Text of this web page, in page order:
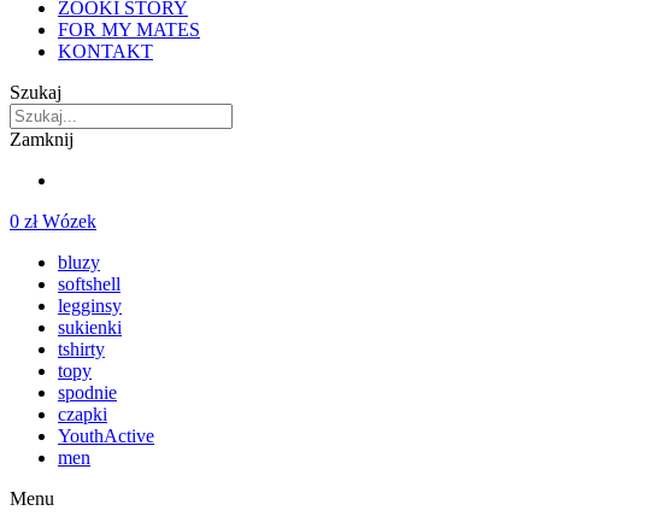
ZOOKI STORY
FOR MY MATES
KONTAKT
Szukaj
Zamknij
0 zł Wózek
bluzy
softshell
legginsy
sukienki
tshirty
topy
spodnie
czapki
YouthActive
men
Menu